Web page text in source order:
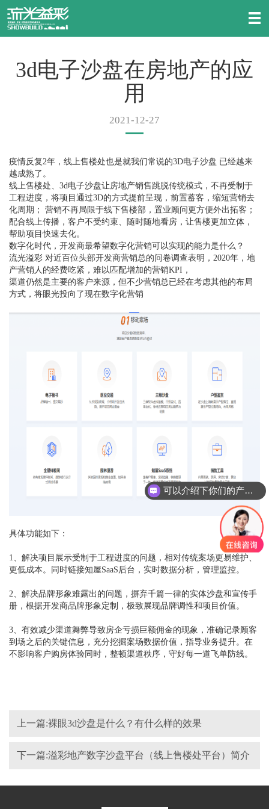
3d电子沙盘在房地产的应
用
2021-12-27
疫情反复2年，线上售楼处也是就我们常说的3D电子沙盘 已经越来
越成熟了。
线上售楼处、3d电子沙盘让房地产销售跳脱传统模式，不再受制于
工程进度，将项目通过3D的方式提前呈现，前置蓄客，缩短营销去
化周期； 营销不再局限于线下售楼部，置业顾问更方便外出拓客；
配合线上传播，客户不受约束、随时随地看房，让售楼更加立体，
帮助项目快速去化。
数字化时代，开发商最希望数字化营销可以实现的能力是什么？
流光溢彩 对近百位头部开发商营销总的问卷调查表明，2020年，地
产营销人的经费吃紧，难以匹配增加的营销KPI，
渠道仍然是主要的客户来源，但不少营销总已经在考虑其他的布局
方式，将眼光投向了现在数字化营销
具体功能如下：
1、解决项目展示受制于工程进度的问题，相对传统案场更易维护、
更低成本。同时链接知屋SaaS后台，实时数据分析，管理监控。
2、解决品牌形象难露出的问题，摒弃千篇一律的实体沙盘和宣传手
册，根据开发商品牌形象定制，极致展现品牌调性和项目价值。
3、有效减少渠道舞弊导致房企亏损巨额佣⾦的现象，准确记录顾客
到场之后的关键信息，充分挖掘案场数据价值，指导业务提升。在
不影响客户购房体验同时，整顿渠道秩序，守好每一道飞单防线。
上一篇:裸眼3d沙盘是什么？有什么样的效果
下一篇:溢彩地产数字沙盘平台（线上售楼处平台）简介
可以介绍下你们的产品么？